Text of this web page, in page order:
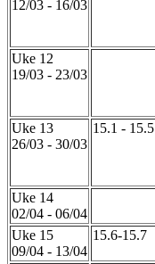
12/03 - 16/03
Uke 12
19/03 - 23/03
Uke 13
26/03 - 30/03
15.1 - 15.5
Uke 14
02/04 - 06/04
Uke 15
09/04 - 13/04
15.6-15.7